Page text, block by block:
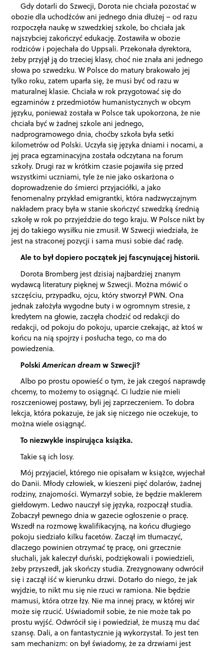
Gdy dotarli do Szwecji, Dorota nie chciała pozostać w
obozie dla uchodźców ani jednego dnia dłużej – od razu
rozpoczęła naukę w szwedzkiej szkole, bo chciała jak
najszybciej zakończyć edukację. Zostawiła w obozie
rodziców i pojechała do Uppsali. Przekonała dyrektora,
żeby przyjął ją do trzeciej klasy, choć nie znała ani jednego
słowa po szwedzku. W Polsce do matury brakowało jej
tylko roku, zatem uparła się, że musi być od razu w
maturalnej klasie. Chciała w rok przygotować się do
egzaminów z przedmiotów humanistycznych w obcym
języku, ponieważ została w Polsce tak upokorzona, że nie
chciała być w żadnej szkole ani jednego,
nadprogramowego dnia, choćby szkoła była setki
kilometrów od Polski. Uczyła się języka dniami i nocami, a
jej praca egzaminacyjna została odczytana na forum
szkoły. Drugi raz w krótkim czasie pojawiła się przed
wszystkimi uczniami, tyle że nie jako oskarżona o
doprowadzenie do śmierci przyjaciółki, a jako
fenomenalny przykład emigrantki, która nadzwyczajnym
nakładem pracy była w stanie skończyć szwedzką średnią
szkołę w rok po przyjeździe do tego kraju. W Polsce nikt by
jej do takiego wysiłku nie zmusił. W Szwecji wiedziała, że
jest na straconej pozycji i sama musi sobie dać radę.
Ale to był dopiero początek jej fascynującej historii.
Dorota Bromberg jest dzisiaj najbardziej znanym
wydawcą literatury pięknej w Szwecji. Można mówić o
szczęściu, przypadku, ojcu, który stworzył PWN. Ona
jednak założyła wygodne buty i w ogromnym stresie, z
kredytem na głowie, zaczęła chodzić od redakcji do
redakcji, od pokoju do pokoju, uparcie czekając, aż ktoś w
końcu na nią spojrzy i posłucha tego, co ma do
powiedzenia.
PolskiAmerican dreamw Szwecji?
Albo po prostu opowieść o tym, że jak czegoś naprawdę
chcemy, to możemy to osiągnąć. Ci ludzie nie mieli
roszczeniowej postawy, byli jej zaprzeczeniem. To dobra
lekcja, która pokazuje, że jak się niczego nie oczekuje, to
można wiele osiągnąć.
To niezwykle inspirująca książka.
Takie są ich losy.
Mój przyjaciel, którego nie opisałam w książce, wyjechał
do Danii. Młody człowiek, w kieszeni pięć dolarów, żadnej
rodziny, znajomości. Wymarzył sobie, że będzie maklerem
giełdowym. Ledwo nauczył się języka, rozpoczął studia.
Zobaczył pewnego dnia w gazecie ogłoszenie o pracę.
Wszedł na rozmowę kwalifikacyjną, na końcu długiego
pokoju siedziało kilku facetów. Zaczął im tłumaczyć,
dlaczego powinien otrzymać tę pracę, oni grzecznie
słuchali, jak kaleczył duński, podziękowali i powiedzieli,
żeby przyszedł, jak skończy studia. Zrezygnowany odwrócił
się i zaczął iść w kierunku drzwi. Dotarło do niego, że jak
wyjdzie, to nikt mu się nie rzuci w ramiona. Nie będzie
mamusi, która otrze łzy. Nie ma innej pracy, w której wir
może się rzucić. Uświadomił sobie, że nie może tak po
prostu wyjść. Odwrócił się i powiedział, że muszą mu dać
szansę. Dali, a on fantastycznie ją wykorzystał. To jest ten
sam mechanizm: on był świadomy, że za drzwiami jest